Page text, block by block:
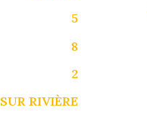
5
8
2
SUR RIVIÈRE